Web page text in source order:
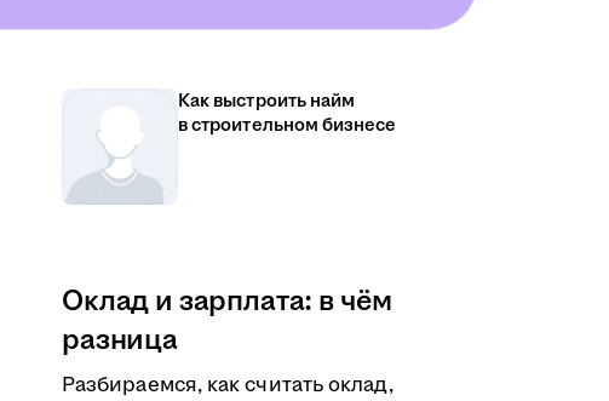
Как выстроить найм
в строительном бизнесе
Оклад и зарплата: в чём
разница
Разбираемся, как считать оклад,